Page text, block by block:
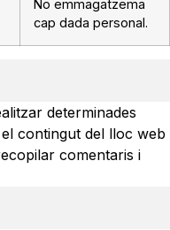
No emmagatzema
cap dada personal.
determinades
contingut del lloc web
comentaris i